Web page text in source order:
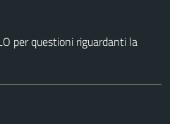
per questioni riguardanti la